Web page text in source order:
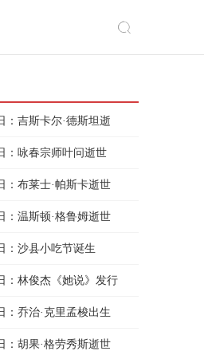
：吉斯卡尔·德斯坦逝
：咏春宗师叶问逝世
：布莱士·帕斯卡逝世
：温斯顿·格鲁姆逝世
：沙县小吃节诞生
：林俊杰《她说》发行
：乔治·克里孟梭出生
：胡果·格劳秀斯逝世